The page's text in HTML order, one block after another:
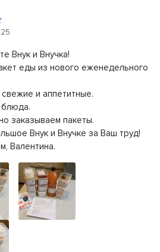
Внук и Внучка!
еды из нового еженедельного
и аппетитные.
заказываем пакеты.
Внук и Внучке за Ваш труд!
Валентина.